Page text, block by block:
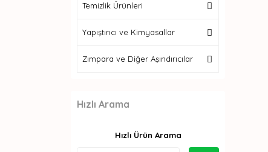
Temizlik Ürünleri
Yapıştırıcı ve Kimyasallar
Zımpara ve Diğer Aşındırıcılar
Hızlı Arama
Hızlı Ürün Arama